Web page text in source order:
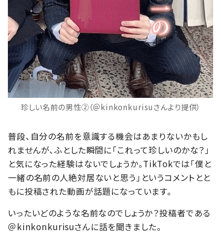
珍しい名前の男性②（＠kinkonkurisuさんより提供）
普段、自分の名前を意識する機会はあまりないかもし
れませんが、ふとした瞬間に「これって珍しいのかな？」
と気になった経験はないでしょうか。TikTokでは「僕と
一緒の名前の人絶対居ないと思う」というコメントとと
もに投稿された動画が話題になっています。
いったいどのような名前なのでしょうか？投稿者である
＠kinkonkurisuさんに話を聞きました。